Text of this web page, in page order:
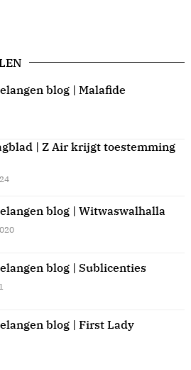
blog | Malafide
| Z Air krijgt toestemming
blog | Witwaswalhalla
blog | Sublicenties
blog | First Lady